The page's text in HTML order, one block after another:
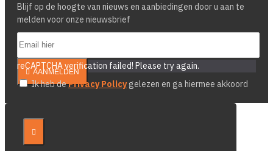
Blijf op de hoogte van nieuws en aanbiedingen door u aan te
melden voor onze nieuwsbrief
AANMELDEN
reCAPTCHA verification failed! Please try again.
Ik heb dePrivacy Policygelezen en ga hiermee akkoord